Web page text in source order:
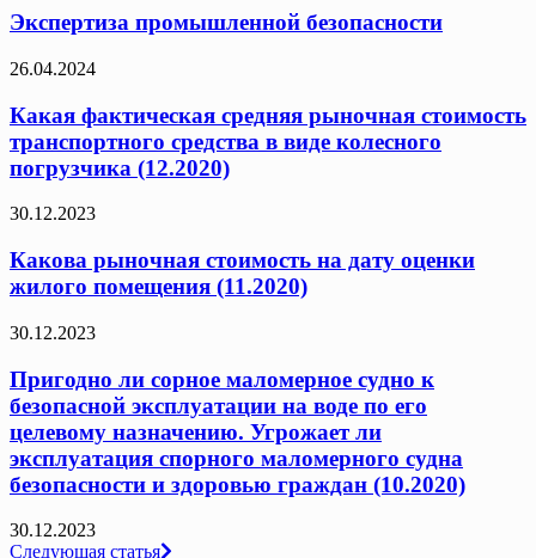
Экспертиза промышленной безопасности
26.04.2024
Какая фактическая средняя рыночная стоимость
транспортного средства в виде колесного
погрузчика (12.2020)
30.12.2023
Какова рыночная стоимость на дату оценки
жилого помещения (11.2020)
30.12.2023
Пригодно ли сорное маломерное судно к
безопасной эксплуатации на воде по его
целевому назначению. Угрожает ли
эксплуатация спорного маломерного судна
безопасности и здоровью граждан (10.2020)
30.12.2023
Следующая статья